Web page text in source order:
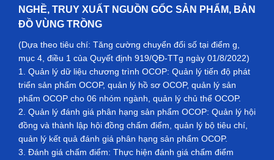
NGHỀ, TRUY XUẤT NGUỒN GỐC SẢN PHẨM, BẢN
ĐỒ VÙNG TRỒNG
(Dựa theo tiêu chí: Tăng cường chuyển đổi số tại điểm g,
mục 4, điều 1 của Quyết định 919/QĐ-TTg ngày 01/8/2022)
1. Quản lý dữ liệu chương trình OCOP: Quản lý tiến độ phát
triển sản phẩm OCOP, quản lý hồ sơ OCOP, quản lý sản
phẩm OCOP cho 06 nhóm ngành, quản lý chủ thể OCOP.
2. Quản lý đánh giá phân hạng sản phẩm OCOP: Quản lý hội
đồng và thành lập hội đồng chấm điểm, quản lý bộ tiêu chí,
quản lý kết quả đánh giá phân hạng sản phẩm OCOP.
3. Đánh giá chấm điểm: Thực hiện đánh giá chấm điểm